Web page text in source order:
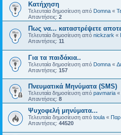
Κατήχηση
Τελευταία δημοσίευση από Domna «
Απαντήσεις: 2
Πως να... καταστρέψετε
Τελευταία δημοσίευση από nickzark «
Απαντήσεις: 11
Για τα παιδάκια..
Τελευταία δημοσίευση από Domna «
Απαντήσεις: 157
Πνευματικά Μηνύματα (SMS)
Τελευταία δημοσίευση από pavmaria «
Απαντήσεις: 8
Ψυχοφελή μηνύματα...
Τελευταία δημοσίευση από toula «
Απαντήσεις: 44520